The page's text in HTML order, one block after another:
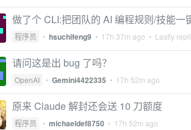
做了个 CLI:把团队的 AI 编程规则/技能
程序员 • hsuchifeng9 • 17h 37m ago • Lastly
请问这是出 bug 了吗？
OpenAI • Gemini4422335 • 17h 52m ago
原来 Claude 解封还会送 10 刀额度
程序员 • michaeldef8750 • 17h 52m ago